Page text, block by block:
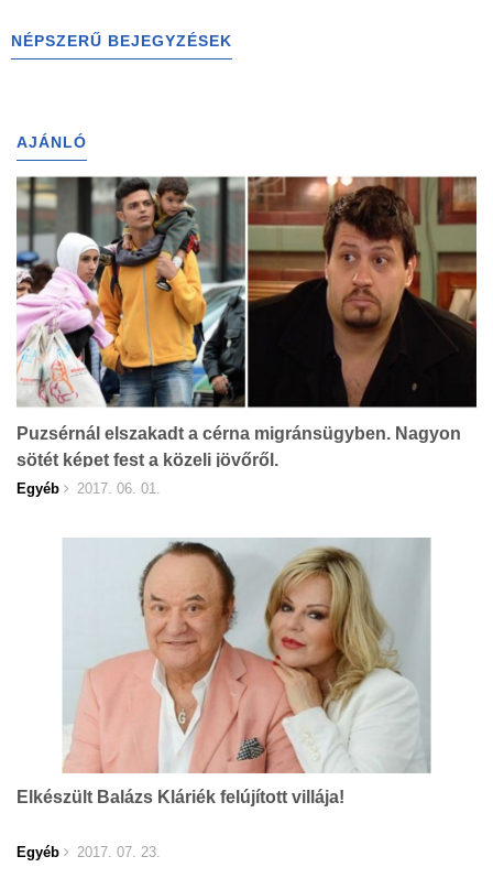
NÉPSZERŰ BEJEGYZÉSEK
AJÁNLÓ
Puzsérnál elszakadt a cérna migránsügyben. Nagyon
sötét képet fest a közeli jövőről.
Egyéb 2017. 06. 01.
Elkészült Balázs Kláriék felújított villája!
Egyéb 2017. 07. 23.